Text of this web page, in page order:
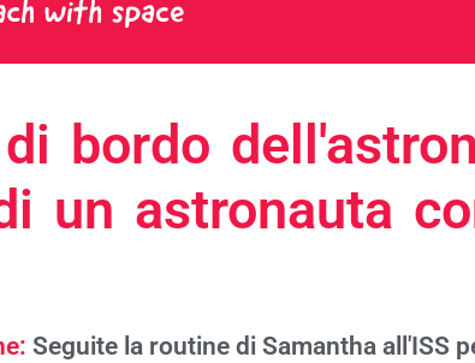
bordo
un astronauta
Seguite la routine di Samantha all'ISS